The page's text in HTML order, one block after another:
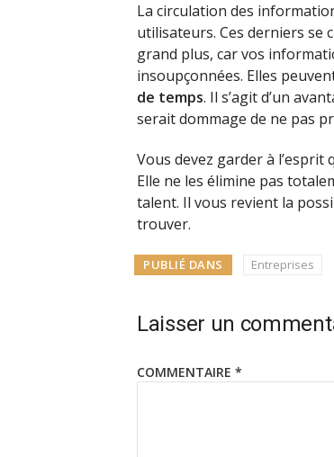
La circulation des
utilisateurs. Ces derniers se
grand plus, car vos
insoupçonnées. Elles
de temps. Il s’agit d’un
serait dommage de ne pas
Vous devez garder à
Elle ne les élimine pas
talent. Il vous revient la
trouver.
PUBLIÉ DANS Entreprises
Laisser un
COMMENTAIRE *